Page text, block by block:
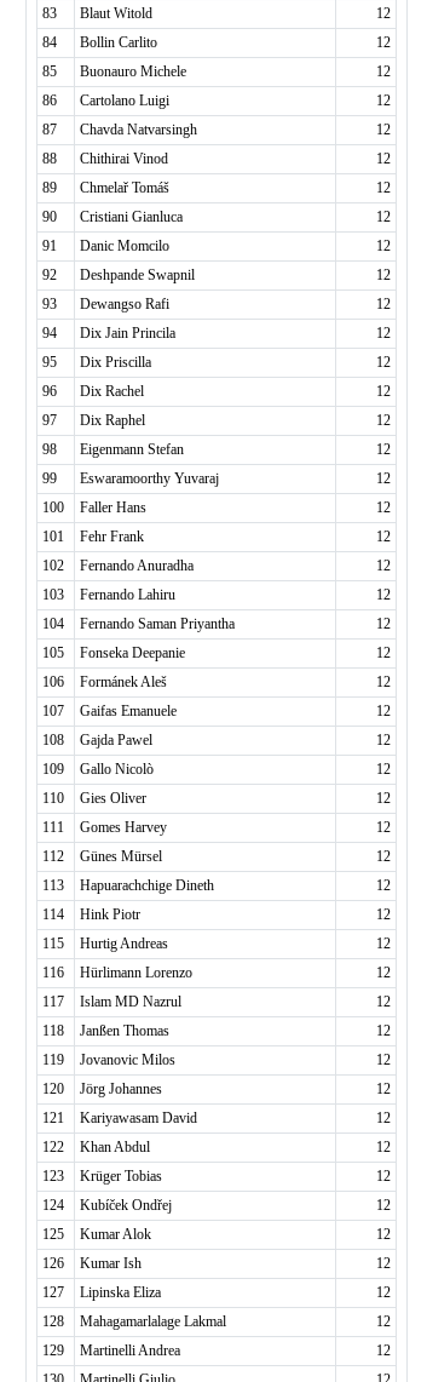
83
Blaut Witold
12
84
Bollin Carlito
12
85
Buonauro Michele
12
86
Cartolano Luigi
12
87
Chavda Natvarsingh
12
88
Chithirai Vinod
12
89
Chmelař Tomáš
12
90
Cristiani Gianluca
12
91
Danic Momcilo
12
92
Deshpande Swapnil
12
93
Dewangso Rafi
12
94
Dix Jain Princila
12
95
Dix Priscilla
12
96
Dix Rachel
12
97
Dix Raphel
12
98
Eigenmann Stefan
12
99
Eswaramoorthy Yuvaraj
12
100
Faller Hans
12
101
Fehr Frank
12
102
Fernando Anuradha
12
103
Fernando Lahiru
12
104
Fernando Saman Priyantha
12
105
Fonseka Deepanie
12
106
Formánek Aleš
12
107
Gaifas Emanuele
12
108
Gajda Pawel
12
109
Gallo Nicolò
12
110
Gies Oliver
12
111
Gomes Harvey
12
112
Günes Mürsel
12
113
Hapuarachchige Dineth
12
114
Hink Piotr
12
115
Hurtig Andreas
12
116
Hürlimann Lorenzo
12
117
Islam MD Nazrul
12
118
Janßen Thomas
12
119
Jovanovic Milos
12
120
Jörg Johannes
12
121
Kariyawasam David
12
122
Khan Abdul
12
123
Krüger Tobias
12
124
Kubíček Ondřej
12
125
Kumar Alok
12
126
Kumar Ish
12
127
Lipinska Eliza
12
128
Mahagamarlalage Lakmal
12
129
Martinelli Andrea
12